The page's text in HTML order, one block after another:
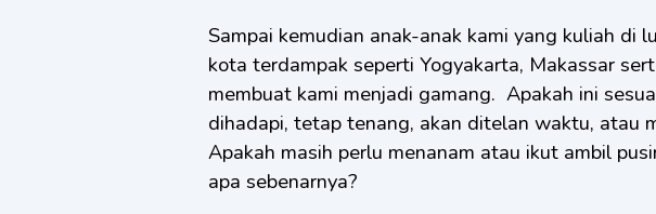
Sampai kemudian anak-anak kami yang kuliah di
kota terdampak seperti Yogyakarta, Makassar
membuat kami menjadi gamang. Apakah ini
dihadapi, tetap tenang, akan ditelan waktu, atau
Apakah masih perlu menanam atau ikut ambil
apa sebenarnya?